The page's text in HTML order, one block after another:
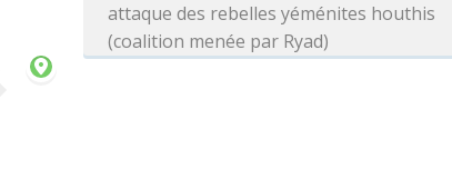
attaque des rebelles yéménites houthis
(coalition menée par Ryad)